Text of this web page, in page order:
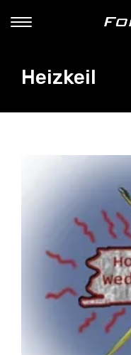
Heizkeil